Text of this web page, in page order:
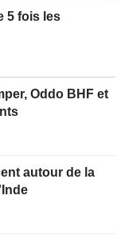
5 fois les
Oddo BHF et
autour de la